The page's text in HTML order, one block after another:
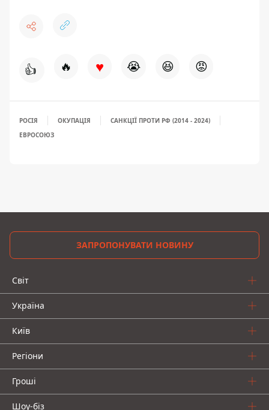
👍 🔥 ♥ 😭 😆 😡
РОСІЯ ОКУПАЦІЯ
САНКЦІЇ ПРОТИ РФ (2014 - 2024)
ЕВРОСОЮЗ
ЗАПРОПОНУВАТИ НОВИНУ
Світ
Україна
Київ
Регіони
Гроші
Шоу-біз